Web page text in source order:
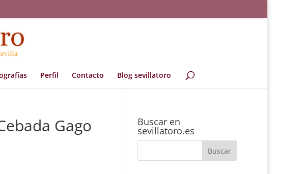
Perfil Contacto Blog sevillatoro
Gago
Buscar en
sevillatoro.es